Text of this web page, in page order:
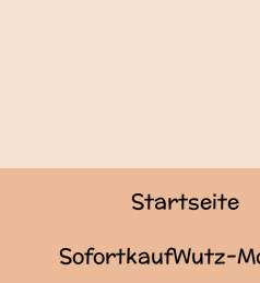
Startseite
SofortkaufWutz-